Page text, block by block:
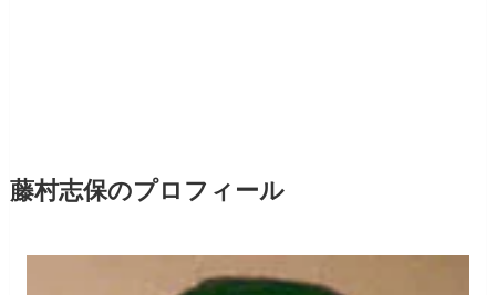
藤村志保のプロフィール